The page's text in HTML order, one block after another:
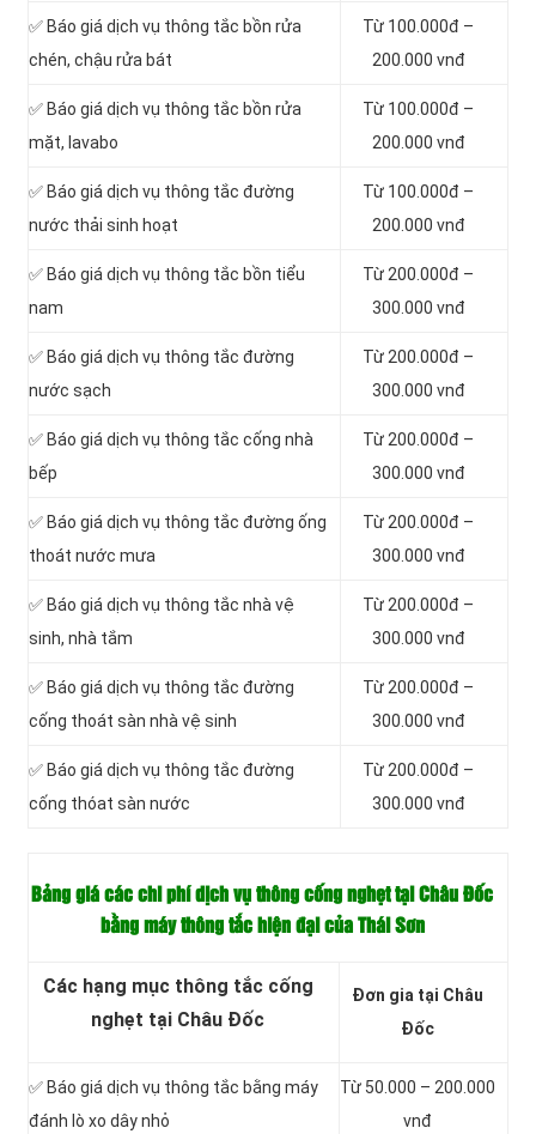
✅ Báo giá dịch vụ thông tắc bồn rửa
chén, chậu rửa bát
Từ 100.000đ –
200.000 vnđ
✅ Báo giá dịch vụ thông tắc bồn rửa
mặt, lavabo
Từ 100.000đ –
200.000 vnđ
‎✅ Báo giá dịch vụ thông tắc đường
nước thải sinh hoạt
Từ 100.000đ –
200.000 vnđ
✅ Báo giá dịch vụ thông tắc bồn tiểu
nam
Từ 200.000đ –
300.000 vnđ
✅ Báo giá dịch vụ thông tắc đường
nước sạch
Từ 200.000đ –
300.000 vnđ
✅ Báo giá dịch vụ thông tắc cống nhà
bếp
Từ 200.000đ –
300.000 vnđ
✅ Báo giá dịch vụ thông tắc đường ống
thoát nước mưa
Từ 200.000đ –
300.000 vnđ
✅ Báo giá dịch vụ thông tắc nhà vệ
sinh, nhà tắm
Từ 200.000đ –
300.000 vnđ
✅ Báo giá dịch vụ thông tắc đường
cống thoát sàn nhà vệ sinh
Từ 200.000đ –
300.000 vnđ
✅ Báo giá dịch vụ thông tắc đường
cống thóat sàn nước
Từ 200.000đ –
300.000 vnđ
Bảng giá các chi phí dịch vụ thông cống nghẹt tại Châu Đốc
bằng máy thông tắc hiện đại của Thái Sơn
Các hạng mục thông tắc cống
nghẹt tại Châu Đốc
Đơn gia tại Châu
Đốc
✅ Báo giá dịch vụ thông tắc bằng máy
đánh lò xo dây nhỏ
Từ 50.000 – 200.000
vnđ